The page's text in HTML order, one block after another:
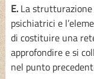
E.La strutturazione
psichiatrici e
di costituire una
approfondire e si
nel punto